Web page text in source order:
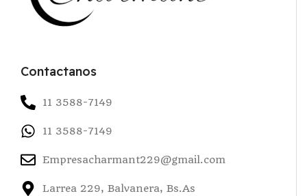
Contactanos
11 3588-7149
11 3588-7149
Empresacharmant229@gmail.com
Larrea 229, Balvanera, Bs.As